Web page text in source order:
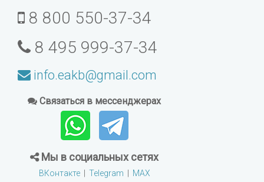
8 800 550-37-34
8 495 999-37-34
info.eakb@gmail.com
Связаться в мессенджерах
Мы в социальных сетях
ВКонтакте| Telegram | MAX